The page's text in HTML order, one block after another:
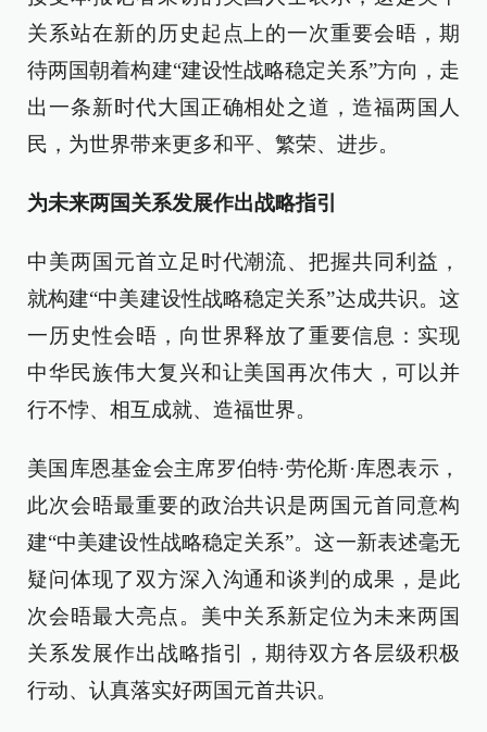
关系站在新的历史起点上的一次重要会晤，期
待两国朝着构建“建设性战略稳定关系”方向，走
出一条新时代大国正确相处之道，造福两国人
民，为世界带来更多和平、繁荣、进步。
为未来两国关系发展作出战略指引
中美两国元首立足时代潮流、把握共同利益，
就构建“中美建设性战略稳定关系”达成共识。这
一历史性会晤，向世界释放了重要信息：实现
中华民族伟大复兴和让美国再次伟大，可以并
行不悖、相互成就、造福世界。
美国库恩基金会主席罗伯特·劳伦斯·库恩表示，
此次会晤最重要的政治共识是两国元首同意构
建“中美建设性战略稳定关系”。这一新表述毫无
疑问体现了双方深入沟通和谈判的成果，是此
次会晤最大亮点。美中关系新定位为未来两国
关系发展作出战略指引，期待双方各层级积极
行动、认真落实好两国元首共识。